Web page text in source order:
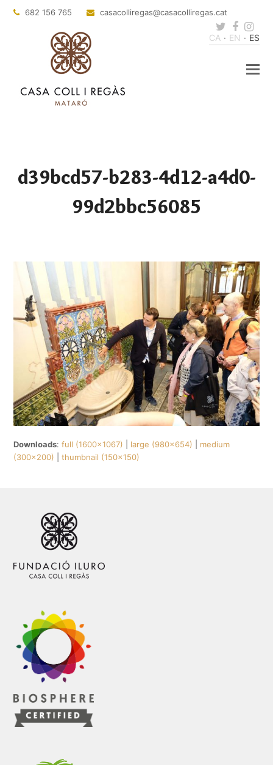
682 156 765 casacolliregas@casacolliregas.cat
Twitter
CA EN ES
d39bcd57-b283-4d12-a4d0-
99d2bbc56085
Downloads:full (1600x1067) large (980x654)
medium
(300x200) |thumbnail (150x150)